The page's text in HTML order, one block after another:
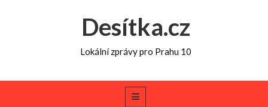
Desítka.cz
Lokální zprávy pro Prahu 10